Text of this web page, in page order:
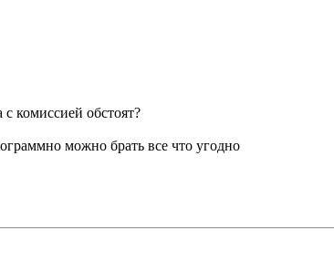
комиссией обстоят?
можно брать все что угодно